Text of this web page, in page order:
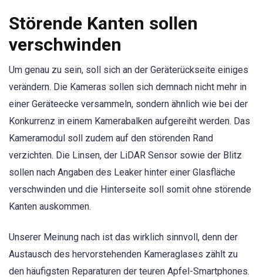
Störende Kanten sollen
verschwinden
Um genau zu sein, soll sich an der Geräterückseite einiges
verändern. Die Kameras sollen sich demnach nicht mehr in
einer Geräteecke versammeln, sondern ähnlich wie bei der
Konkurrenz in einem Kamerabalken aufgereiht werden. Das
Kameramodul soll zudem auf den störenden Rand
verzichten. Die Linsen, der LiDAR Sensor sowie der Blitz
sollen nach Angaben des Leaker hinter einer Glasfläche
verschwinden und die Hinterseite soll somit ohne störende
Kanten auskommen.
Unserer Meinung nach ist das wirklich sinnvoll, denn der
Austausch des hervorstehenden Kameraglases zählt zu
den häufigsten Reparaturen der teuren Apfel-Smartphones.